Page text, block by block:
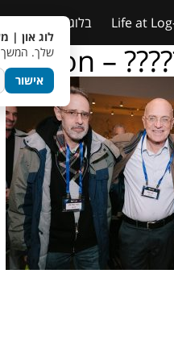
Life at בלוג
– on –
לוג און |
שלך. המשך
אישור